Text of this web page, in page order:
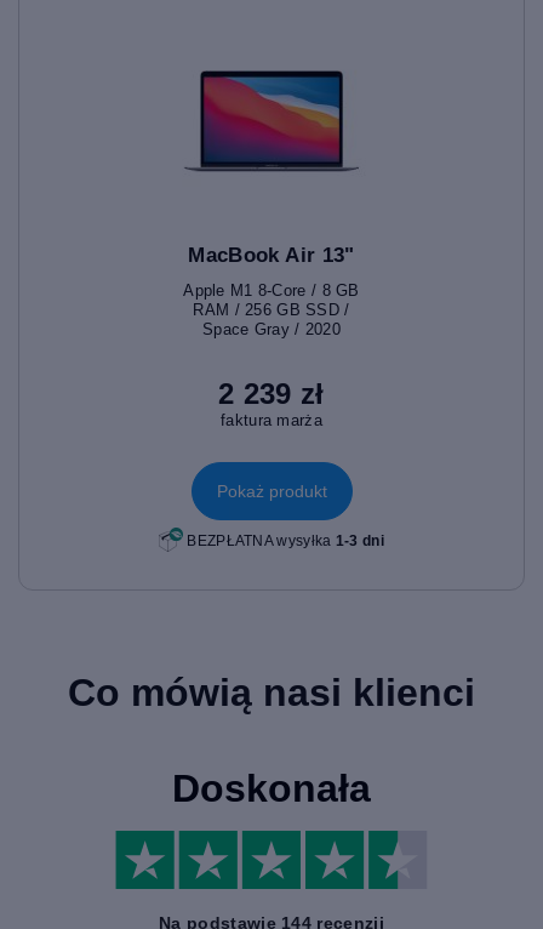
MacBook Air 13"
Apple M1 8-Core / 8 GB
RAM / 256 GB SSD /
Space Gray / 2020
2 239 zł
faktura marża
Pokaż produkt
BEZPŁATNA wysyłka 1-3 dni
Co mówią nasi klienci
Doskonała
Na podstawie 144 recenzji